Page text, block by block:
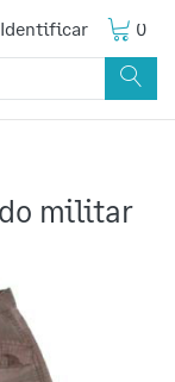
Identificar 0
militar